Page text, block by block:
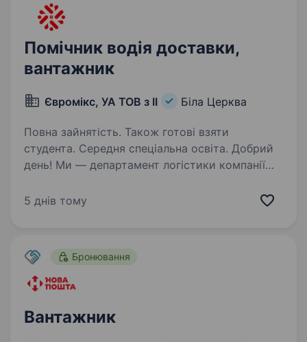
Помічник водія доставки,
вантажник
Євромікс, УА ТОВ з ІІ Біла Церква
Повна зайнятість. Також готові взяти
студента. Середня спеціальна освіта. Добрий
день! Ми — департамент логістики компанії
дистрибутор світових виробників в Україні
виробниками —…
5 днів тому
Бронювання
Вантажник